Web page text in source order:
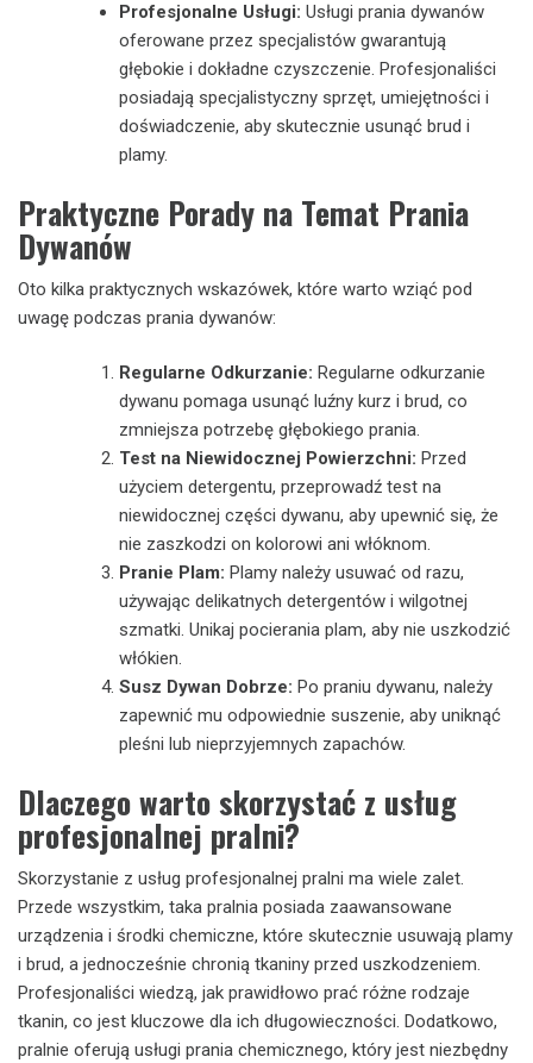
Profesjonalne Usługi: Usługi prania dywanów
oferowane przez specjalistów gwarantują
głębokie i dokładne czyszczenie. Profesjonaliści
posiadają specjalistyczny sprzęt, umiejętności i
doświadczenie, aby skutecznie usunąć brud i
plamy.
Praktyczne Porady na Temat Prania
Dywanów
Oto kilka praktycznych wskazówek, które warto wziąć pod
uwagę podczas prania dywanów:
Regularne Odkurzanie: Regularne odkurzanie
dywanu pomaga usunąć luźny kurz i brud, co
zmniejsza potrzebę głębokiego prania.
Test na Niewidocznej Powierzchni: Przed
użyciem detergentu, przeprowadź test na
niewidocznej części dywanu, aby upewnić się, że
nie zaszkodzi on kolorowi ani włóknom.
Pranie Plam: Plamy należy usuwać od razu,
używając delikatnych detergentów i wilgotnej
szmatki. Unikaj pocierania plam, aby nie uszkodzić
włókien.
Susz Dywan Dobrze: Po praniu dywanu, należy
zapewnić mu odpowiednie suszenie, aby uniknąć
pleśni lub nieprzyjemnych zapachów.
Dlaczego warto skorzystać z usług
profesjonalnej pralni?
Skorzystanie z usług profesjonalnej pralni ma wiele zalet.
Przede wszystkim, taka pralnia posiada zaawansowane
urządzenia i środki chemiczne, które skutecznie usuwają plamy
i brud, a jednocześnie chronią tkaniny przed uszkodzeniem.
Profesjonaliści wiedzą, jak prawidłowo prać różne rodzaje
tkanin, co jest kluczowe dla ich długowieczności. Dodatkowo,
pralnie oferują usługi prania chemicznego, który jest niezbędny